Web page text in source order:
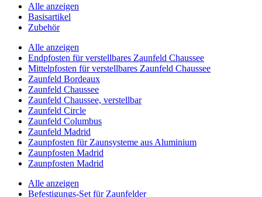
Alle anzeigen
Basisartikel
Zubehör
Alle anzeigen
Endpfosten für verstellbares Zaunfeld Chaussee
Mittelpfosten für verstellbares Zaunfeld Chaussee
Zaunfeld Bordeaux
Zaunfeld Chaussee
Zaunfeld Chaussee, verstellbar
Zaunfeld Circle
Zaunfeld Columbus
Zaunfeld Madrid
Zaunpfosten für Zaunsysteme aus Aluminium
Zaunpfosten Madrid
Zaunpfosten Madrid
Alle anzeigen
Befestigungs-Set für Zaunfelder